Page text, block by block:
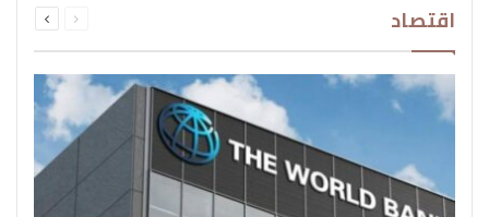
اقتصاد الصفحةالصفحة